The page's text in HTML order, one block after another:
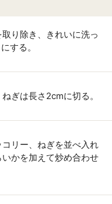
り除き、きれいに洗っ
する。
ぎは長さ2cmに切る。
リー、ねぎを並べ入れ
かを加えて炒め合わせ